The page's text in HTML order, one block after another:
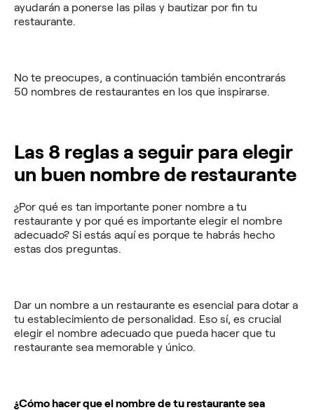
ayudarán a ponerse las pilas y bautizar por fin tu
restaurante.
No te preocupes, a continuación también encontrarás
50 nombres de restaurantes en los que inspirarse.
Las 8 reglas a seguir para elegir
un buen nombre de restaurante
¿Por qué es tan importante poner nombre a tu
restaurante y por qué es importante elegir el nombre
adecuado? Si estás aquí es porque te habrás hecho
estas dos preguntas.
Dar un nombre a un restaurante es esencial para dotar a
tu establecimiento de personalidad. Eso sí, es crucial
elegir el nombre adecuado que pueda hacer que tu
restaurante sea memorable y único.
¿Cómo hacer que el nombre de tu restaurante sea